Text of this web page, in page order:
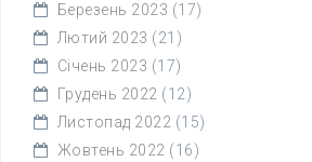
Березень 2023 (17)
Лютий 2023 (21)
Січень 2023 (17)
Грудень 2022 (12)
Листопад 2022 (15)
Жовтень 2022 (16)